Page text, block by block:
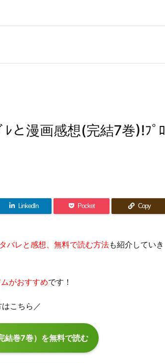
と漫画感想(完結7巻)!ﾌﾟﾛ
LinkedIn Pocket Copy
バレと感想、無料で読む方法も紹介していき
がおすすめです！
こちら／
結巻7巻）を無料で読む